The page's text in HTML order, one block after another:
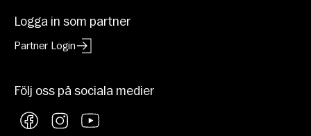
Logga in som partner
Partner Login
Följ oss på sociala medier
FacebookInstagramYouTube